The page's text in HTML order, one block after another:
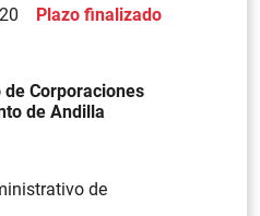
Plazo finalizado
Corporaciones
de Andilla
de